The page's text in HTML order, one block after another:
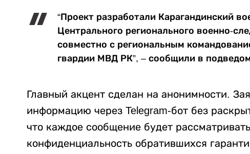
“Проект разработали Карагандинский
Центрального регионального военно-
совместно с региональным
гвардии МВД РК”, – сообщили в
Главный акцент сделан на анонимности.
информацию через Telegram-бот без
что каждое сообщение будет
конфиденциальность обратившихся